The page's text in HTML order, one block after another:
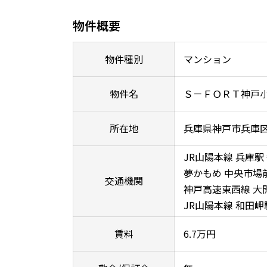
物件概要
物件種別 マンション
物件名 Ｓ－ＦＯＲＴ神戸
所在地 兵庫県神戸市兵庫
交通機関
JR山陽本線 兵庫
夢かもめ 中央市場
神戸高速東西線 大
JR山陽本線 和田
賃料
6.7万円